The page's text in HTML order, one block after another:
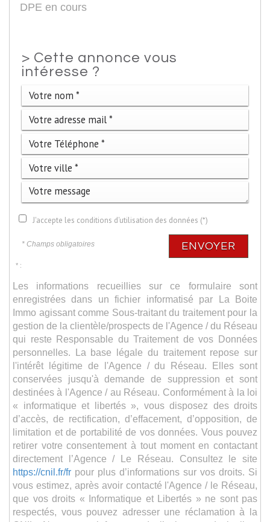
DPE en cours
> Cette annonce vous
intéresse ?
J'accepte les conditions d'utilisation des données (*)
* Champs obligatoires ENVOYER
* :
Les informations recueillies sur ce formulaire sont
enregistrées dans un fichier informatisé par La Boite
Immo agissant comme Sous-traitant du traitement pour la
gestion de la clientèle/prospects de l'Agence / du Réseau
qui reste Responsable du Traitement de vos Données
personnelles. La base légale du traitement repose sur
l'intérêt légitime de l'Agence / du Réseau. Elles sont
conservées jusqu'à demande de suppression et sont
destinées à l'Agence / au Réseau. Conformément à la loi
« informatique et libertés », vous disposez des droits
d’accès, de rectification, d’effacement, d’opposition, de
limitation et de portabilité de vos données. Vous pouvez
retirer votre consentement à tout moment en contactant
directement l’Agence / Le Réseau. Consultez le site
https://cnil.fr/fr pour plus d’informations sur vos droits. Si
vous estimez, après avoir contacté l'Agence / le Réseau,
que vos droits « Informatique et Libertés » ne sont pas
respectés, vous pouvez adresser une réclamation à la